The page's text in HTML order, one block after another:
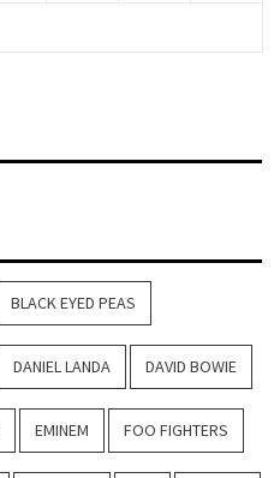
BLACK EYED PEAS
DANIEL LANDA DAVID BOWIE
EMINEM FOO FIGHTERS